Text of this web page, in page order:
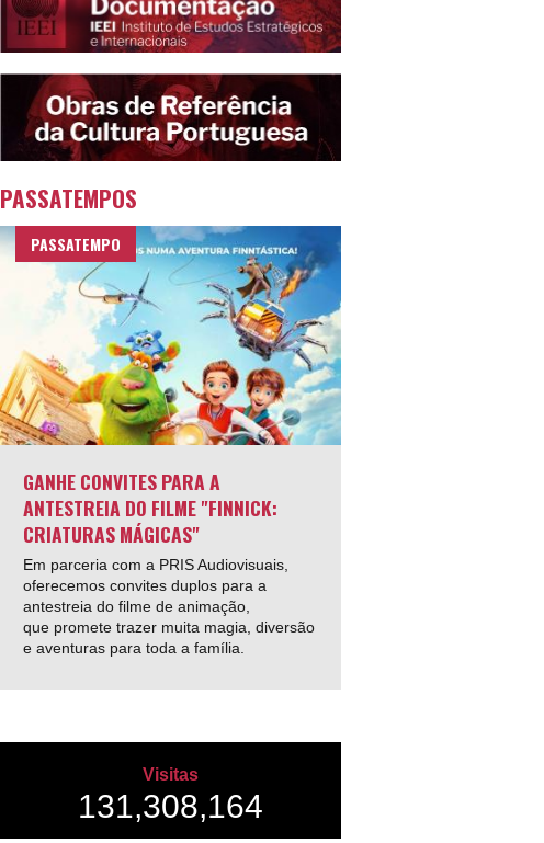
PASSATEMPOS
PASSATEMPO
GANHE CONVITES PARA A
ANTESTREIA DO FILME "FINNICK:
CRIATURAS MÁGICAS"
Em parceria com a PRIS Audiovisuais,
oferecemos convites duplos para a
antestreia do filme de animação,
que promete trazer muita magia, diversão
e aventuras para toda a família.
Visitas
131,308,164